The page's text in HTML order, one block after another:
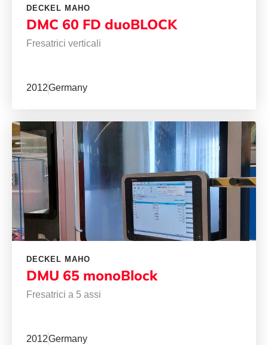
DECKEL MAHO
DMC 60 FD duoBLOCK
Fresatrici verticali
2012Germany
DECKEL MAHO
DMU 65 monoBlock
Fresatrici a 5 assi
2012Germany